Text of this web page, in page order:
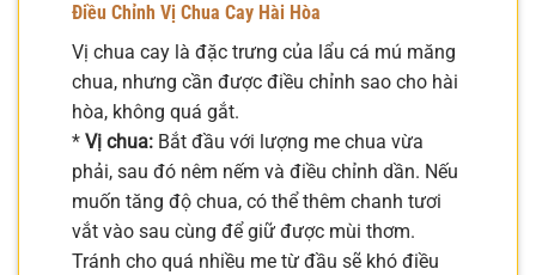
Điều Chỉnh Vị Chua Cay Hài Hòa
Vị chua cay là đặc trưng của lẩu cá mú măng
chua, nhưng cần được điều chỉnh sao cho hài
hòa, không quá gắt.
* Vị chua: Bắt đầu với lượng me chua vừa
phải, sau đó nêm nếm và điều chỉnh dần. Nếu
muốn tăng độ chua, có thể thêm chanh tươi
vắt vào sau cùng để giữ được mùi thơm.
Tránh cho quá nhiều me từ đầu sẽ khó điều